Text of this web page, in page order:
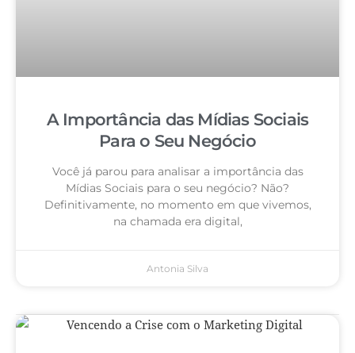
A Importância das Mídias Sociais
Para o Seu Negócio
Você já parou para analisar a importância das
Mídias Sociais para o seu negócio? Não?
Definitivamente, no momento em que vivemos,
na chamada era digital,
Antonia Silva